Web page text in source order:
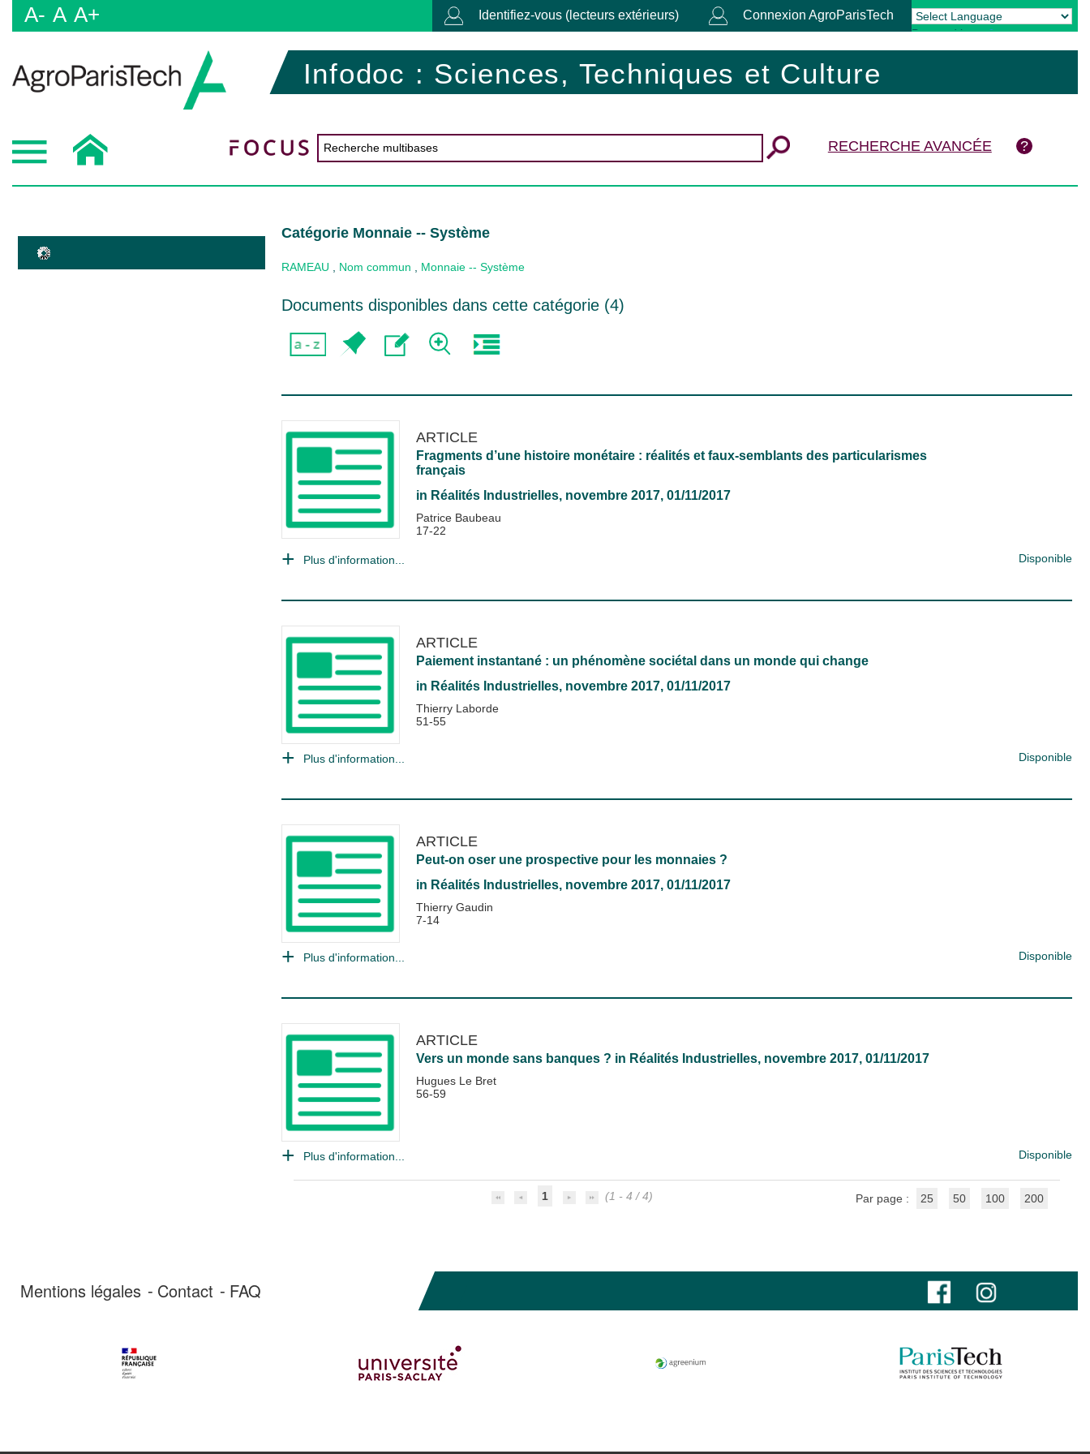
A- A A+ Identifiez-vous (lecteurs extérieurs) Connexion AgroParisTech
Powered by Translate
Infodoc : Sciences, Techniques et Culture
RECHERCHE AVANCÉE
Catégorie Monnaie -- Système
RAMEAU Nom commun Monnaie -- Système
Documents disponibles dans cette catégorie (4)
ARTICLE
Fragments d’une histoire monétaire : réalités et faux-semblants des particularismes
français
in Réalités Industrielles, novembre 2017, 01/11/2017
Patrice Baubeau
17-22
Plus d'information... Disponible
ARTICLE
Paiement instantané : un phénomène sociétal dans un monde qui change
in Réalités Industrielles, novembre 2017, 01/11/2017
Thierry Laborde
51-55
Plus d'information... Disponible
ARTICLE
Peut-on oser une prospective pour les monnaies ?
in Réalités Industrielles, novembre 2017, 01/11/2017
Thierry Gaudin
7-14
Plus d'information... Disponible
ARTICLE
Vers un monde sans banques ? in Réalités Industrielles, novembre 2017, 01/11/2017
Hugues Le Bret
56-59
Plus d'information... Disponible
1 (1 - 4 / 4) Par page : 25 50 100 200
Mentions légales Contact FAQ